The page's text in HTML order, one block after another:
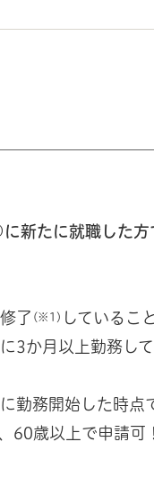
に新たに就職した
了 (※1) していること
か月以上勤務し
務開始した時点
歳以上で申請可！